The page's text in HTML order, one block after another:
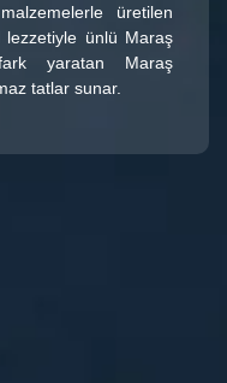
üretilen
lezzetiyle ünlü Maraş
yaratan Maraş
tatlar sunar.